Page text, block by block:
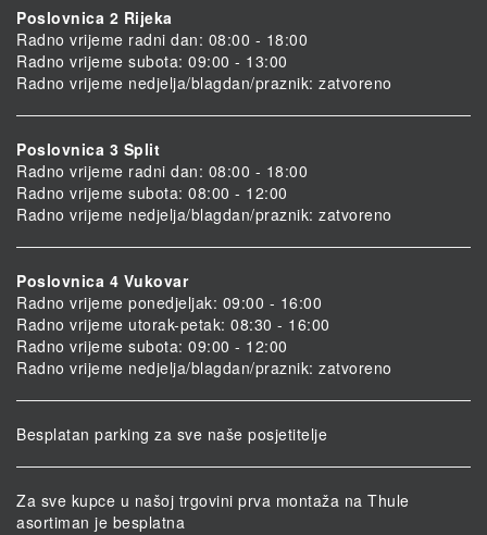
Poslovnica 2 Rijeka
Radno vrijeme radni dan: 08:00 - 18:00
Radno vrijeme subota: 09:00 - 13:00
Radno vrijeme nedjelja/blagdan/praznik: zatvoreno
Poslovnica 3 Split
Radno vrijeme radni dan: 08:00 - 18:00
Radno vrijeme subota: 08:00 - 12:00
Radno vrijeme nedjelja/blagdan/praznik: zatvoreno
Poslovnica 4 Vukovar
Radno vrijeme ponedjeljak: 09:00 - 16:00
Radno vrijeme utorak-petak: 08:30 - 16:00
Radno vrijeme subota: 09:00 - 12:00
Radno vrijeme nedjelja/blagdan/praznik: zatvoreno
Besplatan parking za sve naše posjetitelje
Za sve kupce u našoj trgovini prva montaža na Thule
asortiman je besplatna